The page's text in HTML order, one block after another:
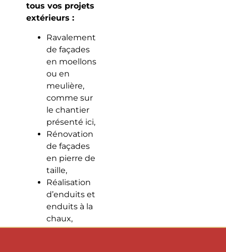
tous vos projets
extérieurs :
Ravalement
de façades
en moellons
ou en
meulière,
comme sur
le chantier
présenté ici,
Rénovation
de façades
en pierre de
taille,
Réalisation
d’enduits et
enduits à la
chaux,
Ravalement